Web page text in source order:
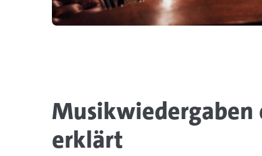
Musikwiedergaben
erklärt